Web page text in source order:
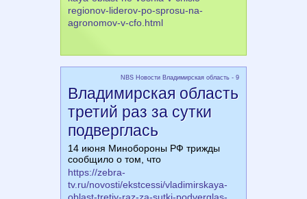
regionov-liderov-po-sprosu-na-
agronomov-v-cfo.html
NBS Новости Владимирская область - 9
Владимирская область
третий раз за сутки
подверглась
14 июня Минобороны РФ трижды
сообщило о том, что
https://zebra-
tv.ru/novosti/ekstcessi/vladimirskaya-
oblast-tretiy-raz-za-sutki-podverglas-